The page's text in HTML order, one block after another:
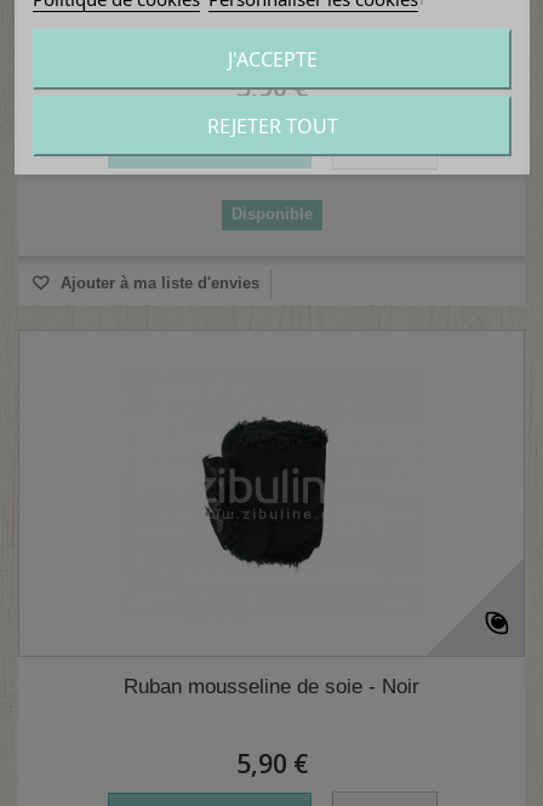
5,90 €
Ajouter au panier
Disponible
Ajouter à ma liste d'envies
Ruban mousseline de soie - Noir
5,90 €
REJETER TOUT
J'ACCEPTE